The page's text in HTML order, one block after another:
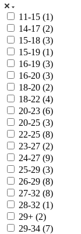
11-15 (1)
14-17 (2)
15-18 (3)
15-19 (1)
16-19 (3)
16-20 (3)
18-20 (2)
18-22 (4)
20-23 (6)
20-25 (3)
22-25 (8)
23-27 (2)
24-27 (9)
25-29 (3)
26-29 (8)
27-32 (8)
28-32 (1)
29+ (2)
29-34 (7)